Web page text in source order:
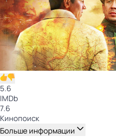
5.6
IMDb
7.6
Кинопоиск
Больше информации